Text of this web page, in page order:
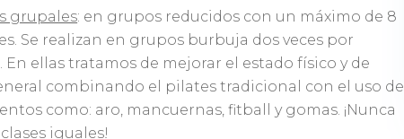
grupales: en grupos reducidos con un máximo de 8
Se realizan en grupos burbuja dos veces por
En ellas tratamos de mejorar el estado físico y de
combinando el pilates tradicional con el uso de
como: aro, mancuernas, fitball y gomas. ¡Nunca
iguales!